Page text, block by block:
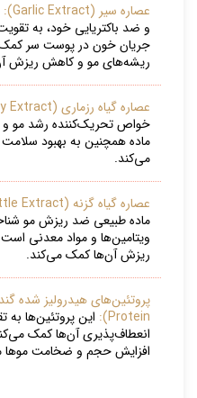
عصاره سیر (Garlic Extract):
و ضد باکتریایی خود، به
جریان خون در پوست سر کمک
ریشه‌های مو و کاهش ریزش
عصاره گیاه رزماری (Rosemary Extract):
خواص تحریک‌کننده رشد مو
ماده همچنین به بهبود
می‌کند.
عصاره گیاه گزنه (Nettle Extract):
ماده طبیعی ضد ریزش مو
ویتامین‌ها و مواد معدنی
ریزش آن‌ها کمک می‌کند.
Protein):
این پروتئین‌ها به
انعطاف‌پذیری آن‌ها کمک
افزایش حجم و ضخامت